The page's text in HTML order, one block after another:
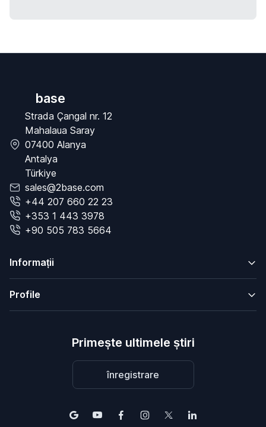
base
Strada Çangal nr. 12
Mahalaua Saray
07400 Alanya
Antalya
Türkiye
sales@2base.com
+44 207 660 22 23
+353 1 443 3978
+90 505 783 5664
Informații
Profile
Primește ultimele știri
înregistrare